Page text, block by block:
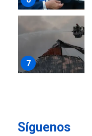
7
1
Síguenos